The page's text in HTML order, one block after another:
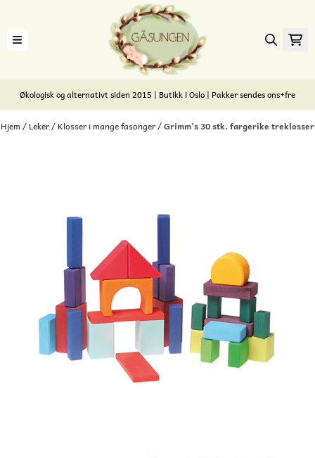
Økologisk og alternativt siden 2015 | Butikk i Oslo | Pakker sendes ons+fre
Hjem / Leker/ Klosser i mange fasonger/Grimm's 30 stk. fargerike treklosser